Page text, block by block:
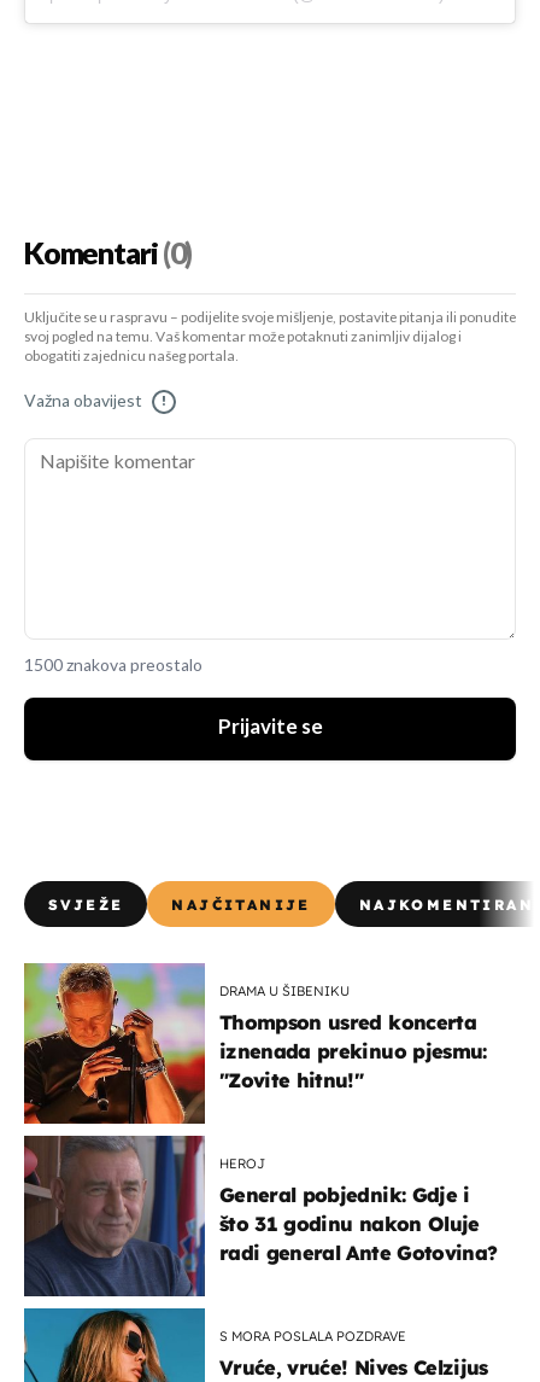
Komentari(0)
Uključite se u raspravu – podijelite svoje mišljenje, postavite pitanja ili ponudite
svoj pogled na temu. Vaš komentar može potaknuti zanimljiv dijalog i
obogatiti zajednicu našeg portala.
Važna obavijest !
1500 znakova preostalo
Prijavite se
SVJEŽE NAJČITANIJE
DRAMA U ŠIBENIKU
Thompson usred koncerta
iznenada prekinuo pjesmu:
"Zovite hitnu!"
HEROJ
General pobjednik: Gdje i
što 31 godinu nakon Oluje
radi general Ante Gotovina?
S MORA POSLALA POZDRAVE
Vruće, vruće! Nives Celzijus